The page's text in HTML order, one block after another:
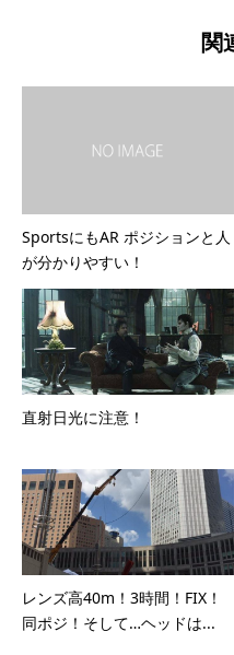
関
SportsにもAR ポジションと人
が分かりやすい！
直射日光に注意！
レンズ高40m！3時間！FIX！
同ポジ！そして…ヘッドは...